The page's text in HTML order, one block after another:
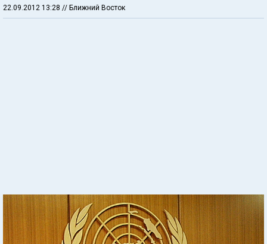
22.09.2012 13:28 // Ближний Восток